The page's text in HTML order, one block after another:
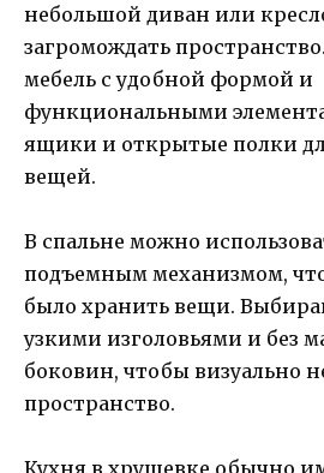
небольшой диван или
загромождать
мебель с удобной формой и
функциональными
ящики и открытые полки
вещей.
В спальне можно
подъемным механизмом,
было хранить вещи.
узкими изголовьями и без
боковин, чтобы визуально
пространство.